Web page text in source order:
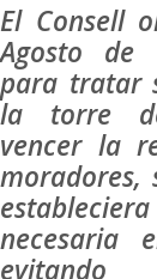
El Consell
Agosto de
para tratar
la torre
vencer la
moradores,
necesaria
evitando